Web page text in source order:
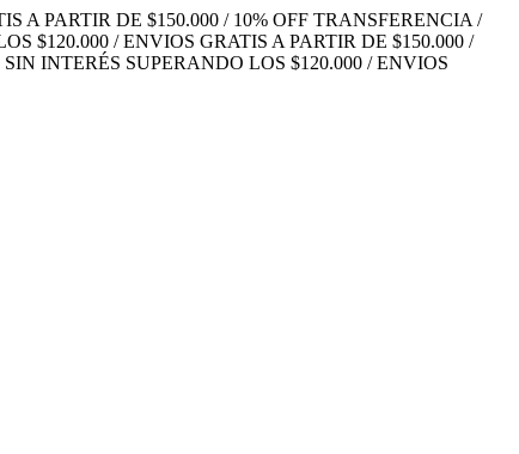
A PARTIR DE $150.000 / 10% OFF TRANSFERENCIA /
$120.000 / ENVIOS GRATIS A PARTIR DE $150.000 /
INTERÉS SUPERANDO LOS $120.000 / ENVIOS